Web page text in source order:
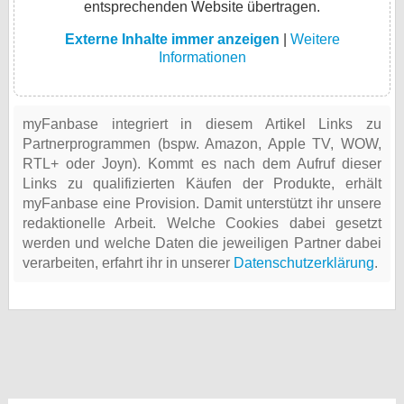
entsprechenden Website übertragen.
Externe Inhalte immer anzeigen
Weitere
Informationen
myFanbase integriert in diesem Artikel Links zu
Partnerprogrammen (bspw. Amazon, Apple TV, WOW,
RTL+ oder Joyn). Kommt es nach dem Aufruf dieser
Links zu qualifizierten Käufen der Produkte, erhält
myFanbase eine Provision. Damit unterstützt ihr unsere
redaktionelle Arbeit. Welche Cookies dabei gesetzt
werden und welche Daten die jeweiligen Partner dabei
verarbeiten, erfahrt ihr in unserer Datenschutzerklärung.